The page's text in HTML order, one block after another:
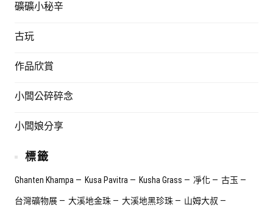
礦礦小秘辛
古玩
作品欣賞
小闆公碎碎念
小闆娘分享
標籤
Ghanten Khampa Kusa Pavitra Kusha Grass 凈化 古玉
台灣礦物展 大溪地金珠 大溪地黑珍珠 山姆大叔